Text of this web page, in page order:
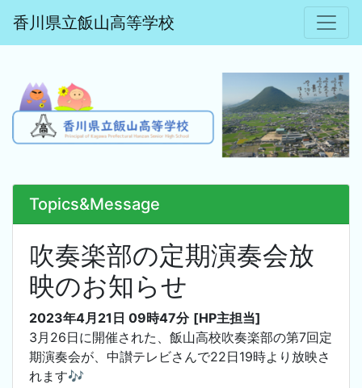
香川県立飯山高等学校
Topics&Message
吹奏楽部の定期演奏会放
映のお知らせ
2023年4月21日 09時47分 [HP主担当]
3月26日に開催された、飯山高校吹奏楽部の第7回定
期演奏会が、中讃テレビさんで22日19時より放映さ
れます🎶